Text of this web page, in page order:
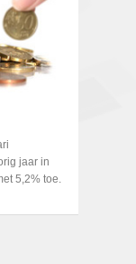
jaar in
5,2% toe.